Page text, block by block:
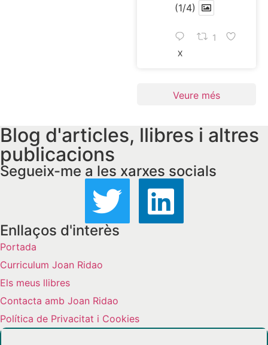
(1/4)
1
X
Veure més
Blog d'articles, llibres i altres
publicacions
Segueix-me a les xarxes socials
Enllaços d'interès
Portada
Curriculum Joan Ridao
Els meus llibres
Contacta amb Joan Ridao
Política de Privacitat i Cookies